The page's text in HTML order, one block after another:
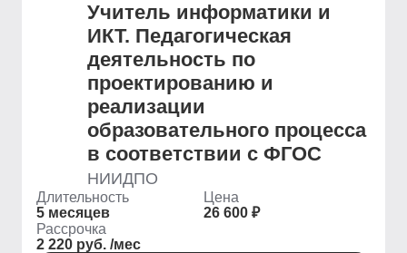
Учитель информатики и
ИКТ. Педагогическая
деятельность по
проектированию и
реализации
образовательного процесса
в соответствии с ФГОС
НИИДПО
Длительность
5 месяцев
Цена
26 600 ₽
Рассрочка
2 220 руб. /мес